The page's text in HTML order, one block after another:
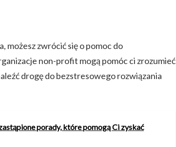
możesz zwrócić się o pomoc do
non-profit mogą pomóc ci zrozumieć
drogę do bezstresowego rozwiązania
porady, które pomogą Ci zyskać